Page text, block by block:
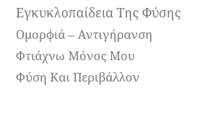
Εγκυκλοπαίδεια Της Φύσης
Ομορφιά – Αντιγήρανση
Φτιάχνω Μόνος Μου
Φύση Και Περιβάλλον